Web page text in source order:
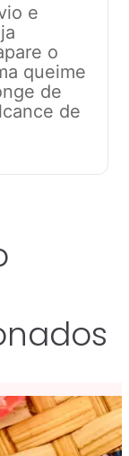
e
o
queime
de
de